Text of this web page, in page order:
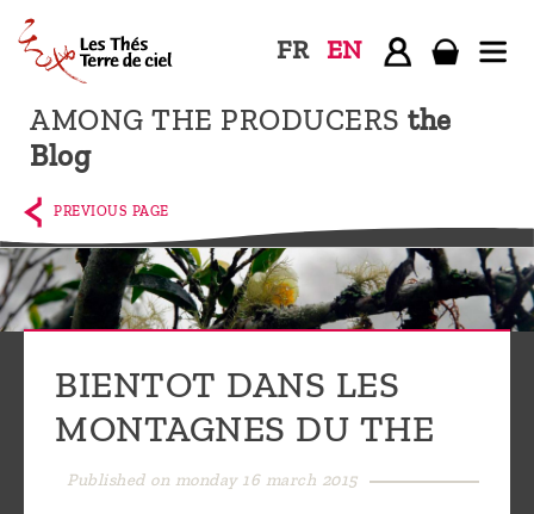
AMONG THE PRODUCERS the
Blog
FR EN
Home
The
shop
Terre
de
Ciel
producers,
PREVIOUS PAGE
BIENTOT DANS LES
MONTAGNES DU THE
Published on monday 16 march 2015